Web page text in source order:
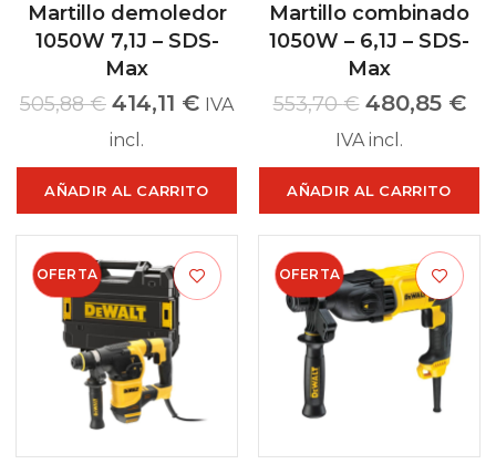
Martillo demoledor
1050W 7,1J – SDS-
Max
505,88€ 414,11 € IVA
incl.
AÑADIR AL CARRITO
Martillo combinado
1050W – 6,1J – SDS-
Max
553,70€ 480,85 €
IVA incl.
AÑADIR AL CARRITO
OFERTA OFERTA